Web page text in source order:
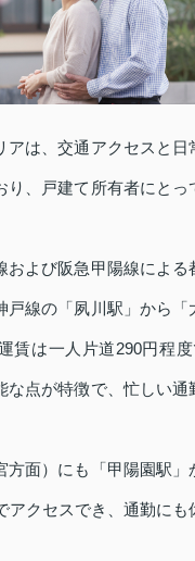
アは、交通アクセスと日
り、戸建て所有者にとっ
および阪急甲陽線による
戸線の「夙川駅」から「
賃は一人片道290円程
な点が特徴で、忙しい通
方面）にも「甲陽園駅」
アクセスでき、通勤にも